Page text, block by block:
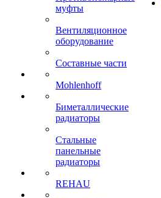
муфты
Вентиляционное
оборудование
Составные части
Mohlenhoff
Биметаллические
радиаторы
Стальные
панельные
радиаторы
REHAU